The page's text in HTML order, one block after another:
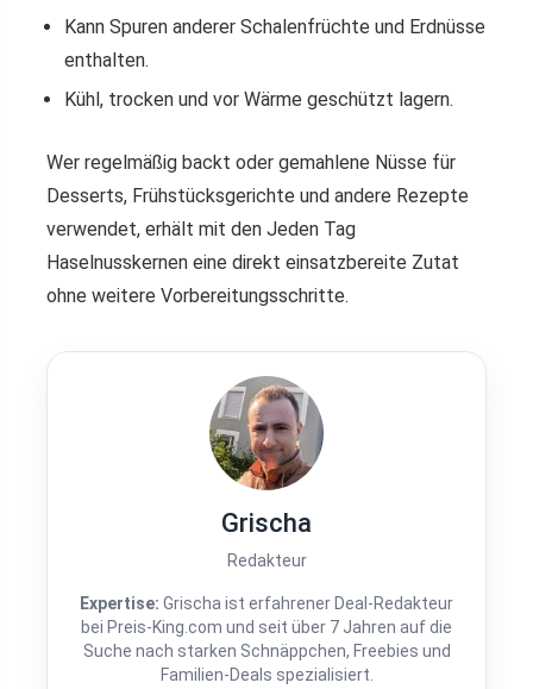
Kann Spuren anderer Schalenfrüchte und Erdnüsse
enthalten.
Kühl, trocken und vor Wärme geschützt lagern.
Wer regelmäßig backt oder gemahlene Nüsse für
Desserts, Frühstücksgerichte und andere Rezepte
verwendet, erhält mit den Jeden Tag
Haselnusskernen eine direkt einsatzbereite Zutat
ohne weitere Vorbereitungsschritte.
Grischa
Redakteur
Expertise: Grischa ist erfahrener Deal-Redakteur
bei Preis-King.com und seit über 7 Jahren auf die
Suche nach starken Schnäppchen, Freebies und
Familien-Deals spezialisiert.